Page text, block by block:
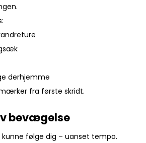
derhjemme
fra første skridt.
bevægelse
følge dig – uanset tempo.